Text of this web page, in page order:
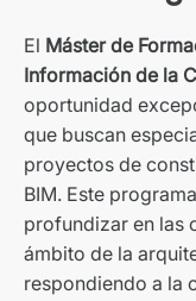
El Máster de
Información de la
oportunidad
que buscan
proyectos de
BIM. Este
profundizar en las
ámbito de la
respondiendo a la